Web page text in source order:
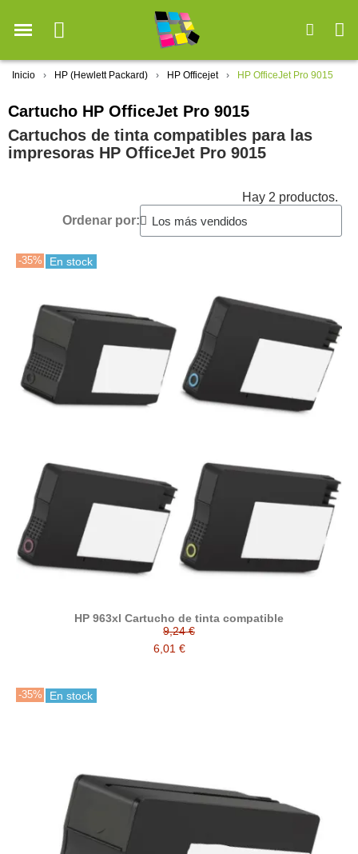
Inicio HP (Hewlett Packard) HP Officejet HP OfficeJet Pro 9015
Cartucho HP OfficeJet Pro 9015
Cartuchos de tinta compatibles para las
impresoras HP OfficeJet Pro 9015
Hay 2 productos.
Ordenar por:
-35% En stock
HP 963xl Cartucho de tinta compatible
9,24 €
6,01 €
-35% En stock